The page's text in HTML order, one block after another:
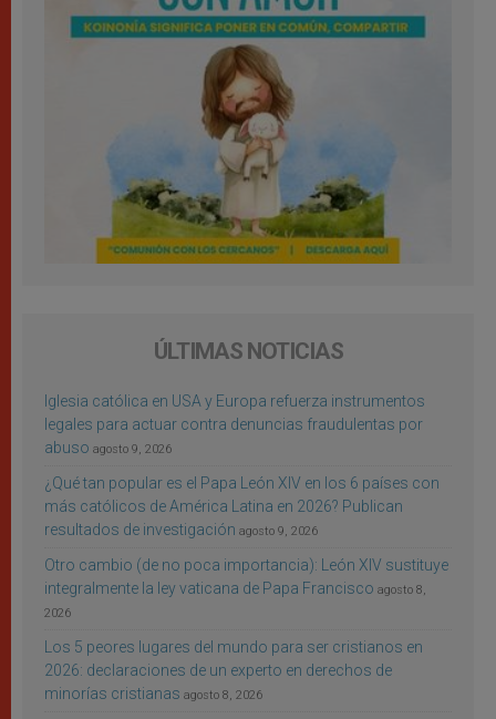
ÚLTIMAS NOTICIAS
Iglesia católica en USA y Europa refuerza instrumentos
legales para actuar contra denuncias fraudulentas por
abuso agosto 9, 2026
¿Qué tan popular es el Papa León XIV en los 6 países con
más católicos de América Latina en 2026? Publican
resultados de investigación agosto 9, 2026
Otro cambio (de no poca importancia): León XIV sustituye
integralmente la ley vaticana de Papa Francisco agosto 8,
2026
Los 5 peores lugares del mundo para ser cristianos en
2026: declaraciones de un experto en derechos de
minorías cristianas agosto 8, 2026